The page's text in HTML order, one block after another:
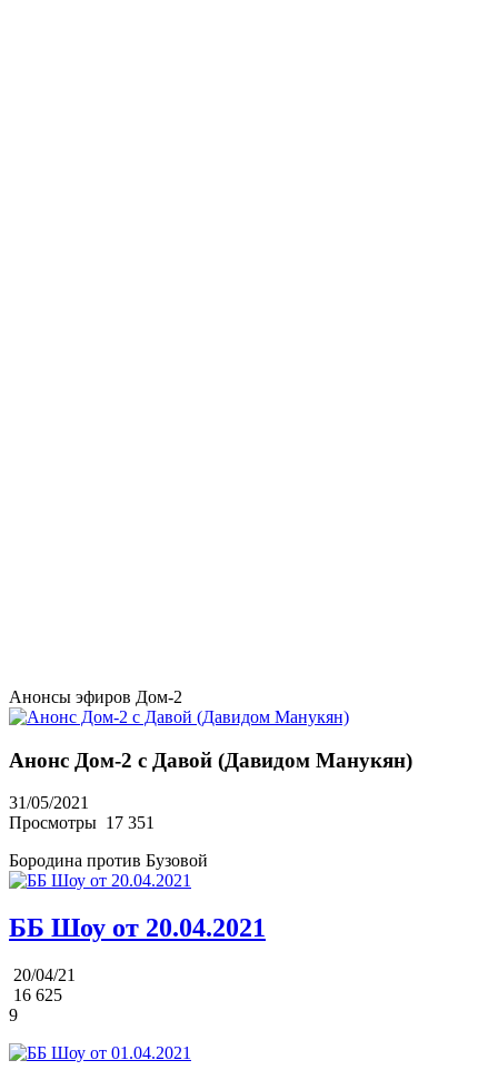
Анонсы эфиров Дом-2
Анонс Дом-2 с Давой (Давидом Манукян)
31/05/2021
Просмотры 17 351
Бородина против Бузовой
ББ Шоу от 20.04.2021
20/04/21
16 625
9